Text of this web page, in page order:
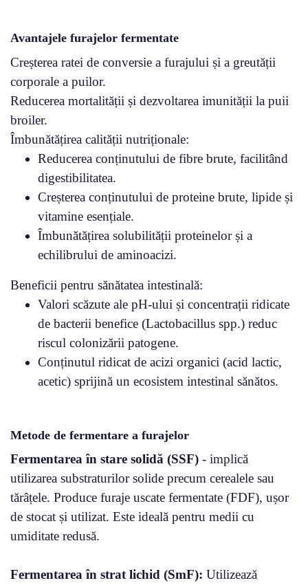
Avantajele furajelor fermentate
Creșterea ratei de conversie a furajului și a greutății
corporale a puilor.
Reducerea mortalității și dezvoltarea imunității la puii
broiler.
Îmbunătățirea calității nutriționale:
Reducerea conținutului de fibre brute, facilitând
digestibilitatea.
Creșterea conținutului de proteine brute, lipide și
vitamine esențiale.
Îmbunătățirea solubilității proteinelor și a
echilibrului de aminoacizi.
Beneficii pentru sănătatea intestinală:
Valori scăzute ale pH-ului și concentrații ridicate
de bacterii benefice (Lactobacillus spp.) reduc
riscul colonizării patogene.
Conținutul ridicat de acizi organici (acid lactic,
acetic) sprijină un ecosistem intestinal sănătos.
Metode de fermentare a furajelor
Fermentarea în stare solidă (SSF) - implică
utilizarea substraturilor solide precum cerealele sau
tărâțele. Produce furaje uscate fermentate (FDF), ușor
de stocat și utilizat. Este ideală pentru medii cu
umiditate redusă.
Fermentarea în strat lichid (SmF): Utilizează